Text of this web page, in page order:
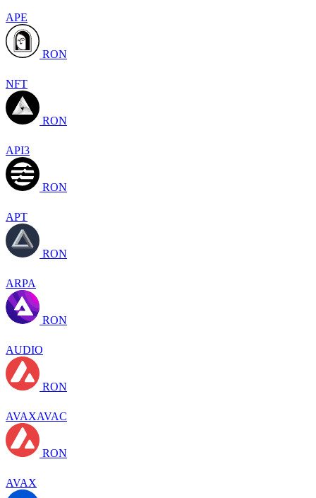
APE
RON
NFT
RON
API3
RON
APT
RON
ARPA
RON
AUDIO
RON
AVAXAVAC
RON
AVAX